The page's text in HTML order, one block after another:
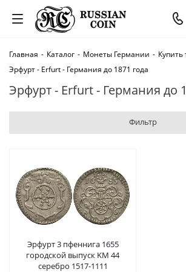
Главная - Каталог - Монеты Германии - Купить
Эрфурт - Erfurt - Германия до 1871 года
Эрфурт - Erfurt - Германия до
Фильтр
Эрфурт 3 пфеннига 1655
городской выпуск KM 44
серебро 1517-1111